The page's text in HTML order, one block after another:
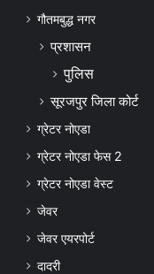
गौतमबुद्ध नगर
प्रशासन
पुलिस
सूरजपुर जिला कोर्ट
ग्रेटर नोएडा
ग्रेटर नोएडा फेस 2
ग्रेटर नोएडा वेस्ट
जेवर
जेवर एयरपोर्ट
दादरी